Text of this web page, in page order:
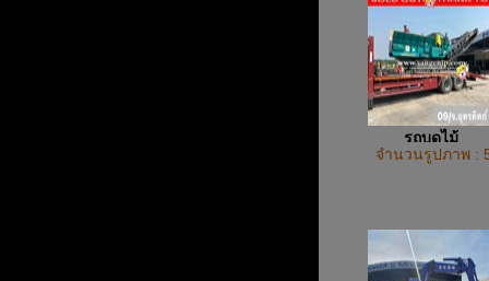
รถบดไม้
จำนวนรูปภาพ :